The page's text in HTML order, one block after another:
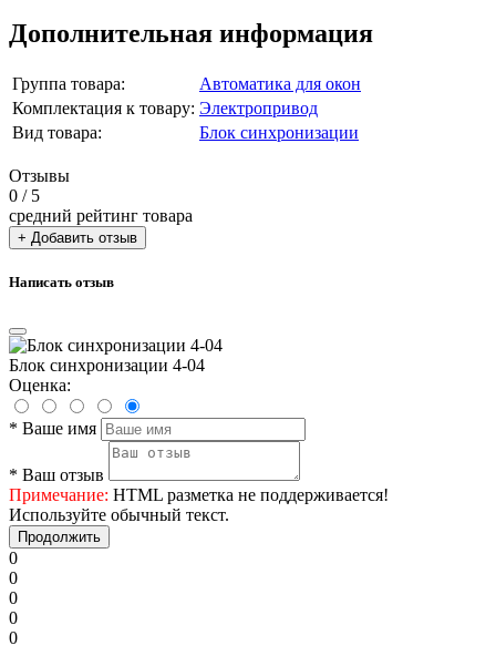
Дополнительная информация
Группа товара:
Автоматика для окон
Комплектация к товару: Электропривод
Вид товара:
Блок синхронизации
Отзывы
0 / 5
средний рейтинг товара
+ Добавить отзыв
Написать отзыв
Блок синхронизации 4-04
Оценка:
* Ваше имя
* Ваш отзыв
Примечание: HTML разметка не поддерживается!
Используйте обычный текст.
Продолжить
0
0
0
0
0